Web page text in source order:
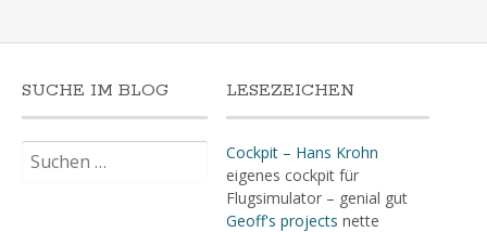
SUCHE IM BLOG
nach:
LESEZEICHEN
Cockpit – Hans Krohn
eigenes cockpit für
Flugsimulator – genial gut
Geoff's projects nette